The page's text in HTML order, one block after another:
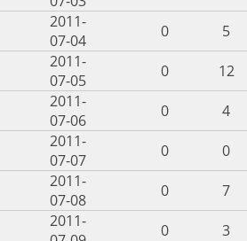
2011-
07-04
0 5
2011-
07-05
0 12
2011-
07-06
0 4
2011-
07-07
0 0
2011-
07-08
0 7
2011-
0 3